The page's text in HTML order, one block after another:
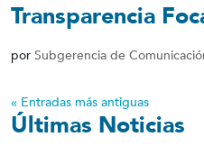
Transparencia
por Subgerencia de
« Entradas más antiguas
Últimas Noticias